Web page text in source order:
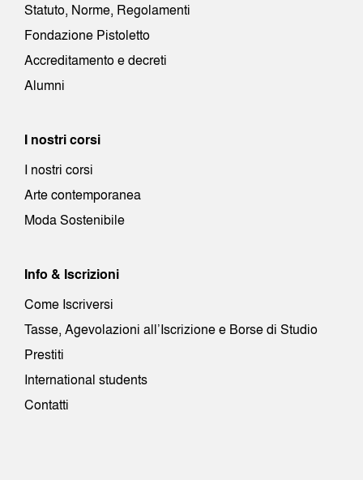
Statuto, Norme, Regolamenti
Fondazione Pistoletto
Accreditamento e decreti
Alumni
I nostri corsi
I nostri corsi
Arte contemporanea
Moda Sostenibile
Info & Iscrizioni
Come Iscriversi
Tasse, Agevolazioni all’Iscrizione e Borse di Studio
Prestiti
International students
Contatti